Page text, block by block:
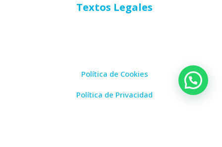
Textos Legales
Política de Cookies
Política de Privacidad